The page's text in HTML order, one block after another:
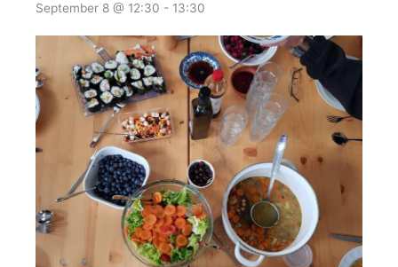
September 8 @ 12:30 - 13:30